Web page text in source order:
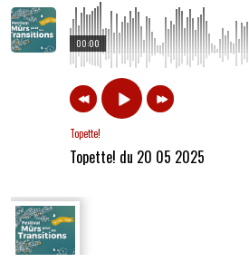
00:00
Topette!
Topette! du 20 05 2025